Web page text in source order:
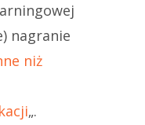
nagranie
niż
„.